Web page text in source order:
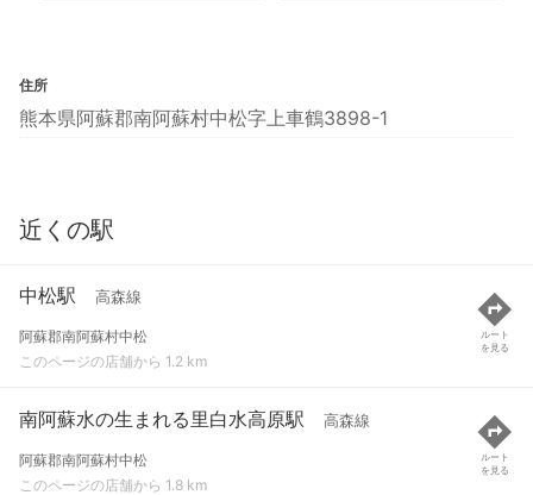
住所
熊本県阿蘇郡南阿蘇村中松字上車鶴3898-1
近くの駅
中松駅 高森線
阿蘇郡南阿蘇村中松
このページの店舗から 1.2 km
ルート
を見る
南阿蘇水の生まれる里白水高原駅 高森線
阿蘇郡南阿蘇村中松
このページの店舗から 1.8 km
ルート
を見る